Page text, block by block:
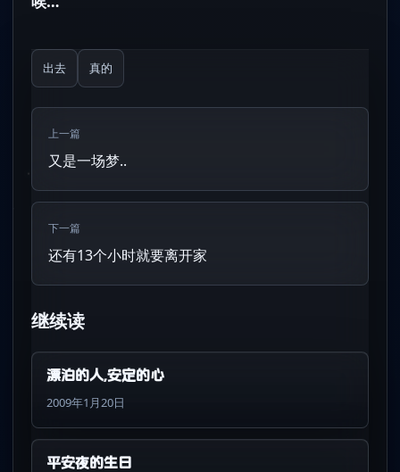
出去 真的
上一篇
又是一场梦..
下一篇
还有13个小时就要离开家
继续读
漂泊的人,安定的心
2009年1月20日
平安夜的生日